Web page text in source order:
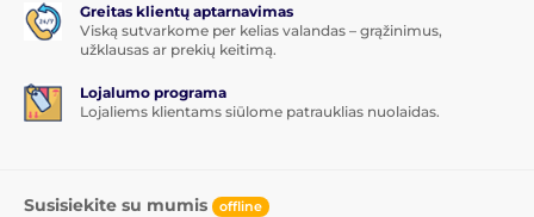
Greitas klientų aptarnavimas
Viską sutvarkome per kelias valandas – grąžinimus,
užklausas ar prekių keitimą.
Lojalumo programa
Lojaliems klientams siūlome patrauklias nuolaidas.
Susisiekite su mumis offline